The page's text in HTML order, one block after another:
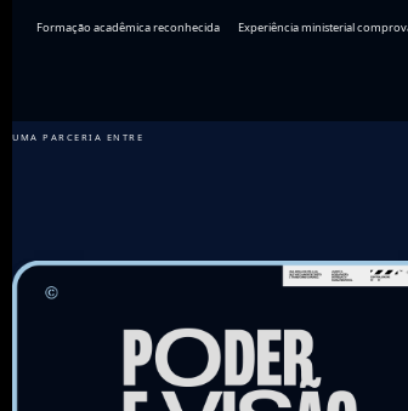
Formação acadêmica reconhecida Experiência ministerial
UMA PARCERIA ENTRE